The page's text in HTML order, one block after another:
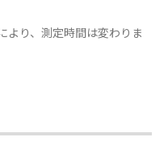
より、測定時間は変わりま